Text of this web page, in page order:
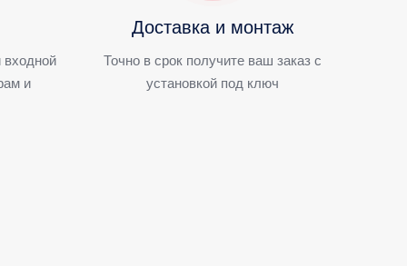
входной
и
Доставка и монтаж
Точно в срок получите ваш заказ с
установкой под ключ